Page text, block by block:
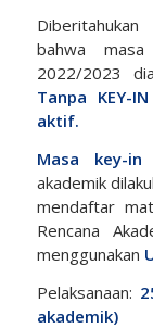
bahwa
2022/2023
Tanpa KEY-
aktif.
Masa key-in
akademik
mendaftar
Rencana
menggunakan
Pelaksanaan:
akademik)